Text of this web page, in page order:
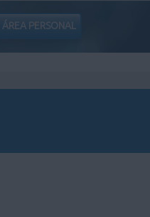
ÁREA PERSONAL